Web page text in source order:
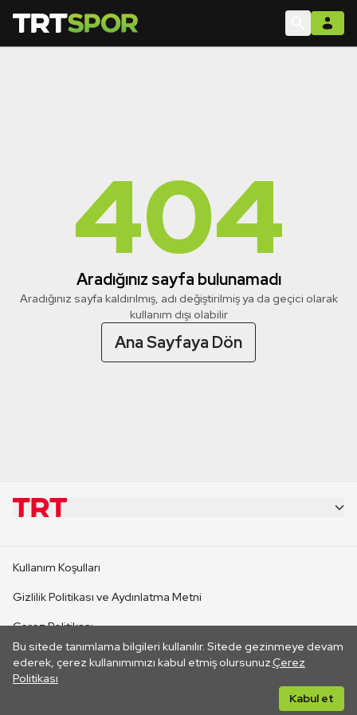
404
Aradığınız sayfa bulunamadı
Aradığınız sayfa kaldırılmış, adı değiştirilmiş ya da geçici olarak
kullanım dışı olabilir
Ana Sayfaya Dön
Bu sitede tanımlama bilgileri kullanılır. Sitede gezinmeye devam
ederek, çerez kullanımımızı kabul etmiş olursunuz.Çerez
Politikası
Kabul et
CANLI YAYINLAR
Kullanım Koşulları
Gizlilik Politikası ve Aydınlatma Metni
Çerez Politikası
İletişim
Her hakkı saklıdır. ©2026 TRT. Bağlantı yoluyla gidilen dış